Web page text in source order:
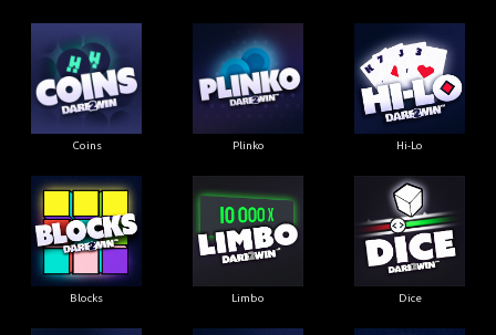
Coins Plinko Hi-Lo
Blocks Limbo Dice